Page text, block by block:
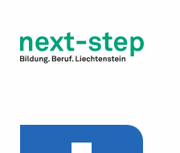
Beratung &